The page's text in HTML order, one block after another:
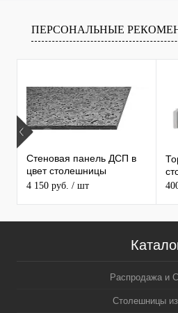
ПЕРСОНАЛЬНЫЕ
ПРОДАВАЕМЫЕ
Стеновая панель ДСП в
цвет столешницы
MAERSS
4 150 руб. / шт
Распродажа и
Столешницы